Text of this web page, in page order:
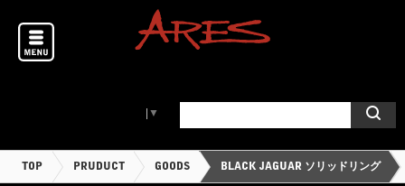
▼
TOP PRUDUCT GOODS BLACK JAGUAR ソリッドリング